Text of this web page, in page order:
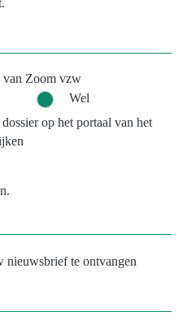
van Zoom vzw
Wel
op het portaal van het
nieuwsbrief te ontvangen